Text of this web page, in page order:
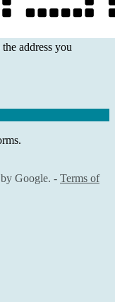
address you
Google. - Terms of